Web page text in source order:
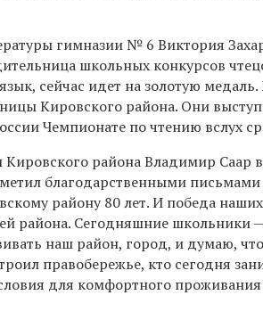
гимназии № 6 Виктория
школьных конкурсов
сейчас идет на золотую
Кировского района. Они
Чемпионате по чтению вслух
района Владимир Саар
благодарственными письмами
району 80 лет. И победа
района. Сегодняшние школьники
наш район, город, и думаю,
правобережье, кто сегодня
для комфортного